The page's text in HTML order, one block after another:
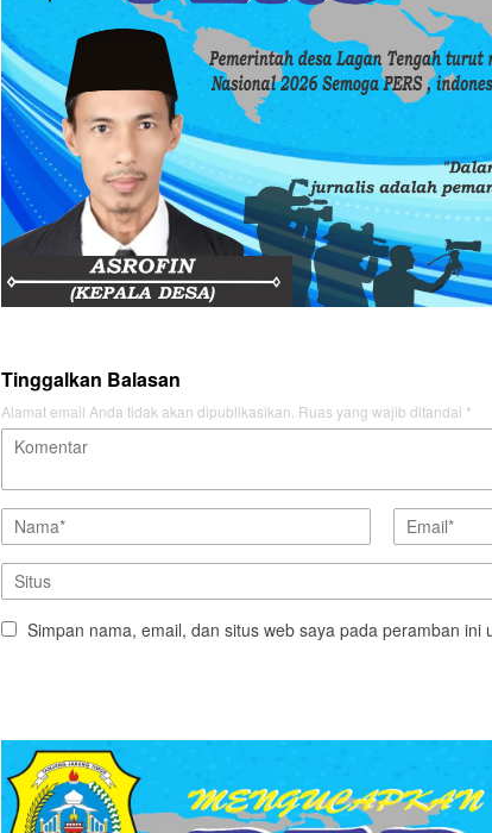
Tinggalkan Balasan
Alamat email Anda tidak akan dipublikasikan. Ruas yang wajib ditandai *
Simpan nama, email, dan situs web saya pada peramban ini